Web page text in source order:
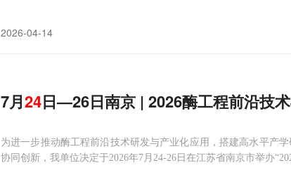
2026-04-14
7月24日—26日南京 | 2026酶工程前沿技
为进一步推动酶工程前沿技术研发与产业化应用，搭建高水平产
协同创新，我单位决定于2026年7月24-26日在江苏省南京市举办